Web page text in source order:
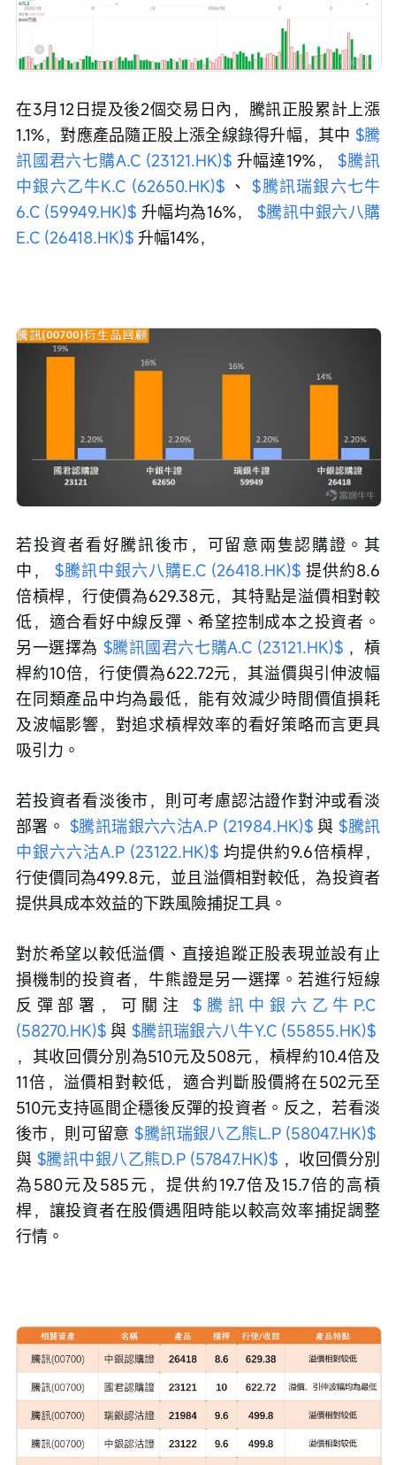
在3月12日提及後2個交易日內，騰訊正股累計上漲
1.1%，對應產品隨正股上漲全線錄得升幅，其中 $騰
訊國君六七購A.C (23121.HK)$ 升幅達19%， $騰訊
中銀六乙牛K.C (62650.HK)$ 、 $騰訊瑞銀六七牛
6.C (59949.HK)$ 升幅均為16%， $騰訊中銀六八購
E.C (26418.HK)$ 升幅14%，
若投資者看好騰訊後市，可留意兩隻認購證。其
中， $騰訊中銀六八購E.C (26418.HK)$ 提供約8.6
倍槓桿，行使價為629.38元，其特點是溢價相對較
低，適合看好中線反彈、希望控制成本之投資者。
另一選擇為 $騰訊國君六七購A.C (23121.HK)$ ，槓
桿約10倍，行使價為622.72元，其溢價與引伸波幅
在同類產品中均為最低，能有效減少時間價值損耗
及波幅影響，對追求槓桿效率的看好策略而言更具
吸引力。
若投資者看淡後市，則可考慮認沽證作對沖或看淡
部署。 $騰訊瑞銀六六沽A.P (21984.HK)$ 與 $騰訊
中銀六六沽A.P (23122.HK)$ 均提供約9.6倍槓桿，
行使價同為499.8元，並且溢價相對較低，為投資者
提供具成本效益的下跌風險捕捉工具。
對於希望以較低溢價、直接追蹤正股表現並設有止
損機制的投資者，牛熊證是另一選擇。若進行短線
反彈部署，可關注 $騰訊中銀六乙牛P.C
(58270.HK)$ 與 $騰訊瑞銀六八牛Y.C (55855.HK)$
，其收回價分別為510元及508元，槓桿約10.4倍及
11倍，溢價相對較低，適合判斷股價將在502元至
510元支持區間企穩後反彈的投資者。反之，若看淡
後市，則可留意 $騰訊瑞銀八乙熊L.P (58047.HK)$
與 $騰訊中銀八乙熊D.P (57847.HK)$ ，收回價分別
為580元及585元，提供約19.7倍及15.7倍的高槓
桿，讓投資者在股價遇阻時能以較高效率捕捉調整
行情。